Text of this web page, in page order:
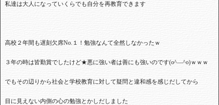
私達は大人になっていくらでも自分を再教育できます
高校２年間も遅刻欠席No.１！勉強なんて全然しなかったｗ
３年の時は皆勤賞でしたけど★悪に強い者は善にも強いのです(o^―^o)ｗｗｗ
でもその辺りから社会と学校教育に対して疑問と違和感を感じだしてから
目に見えない内側の心の勉強とかしだしました